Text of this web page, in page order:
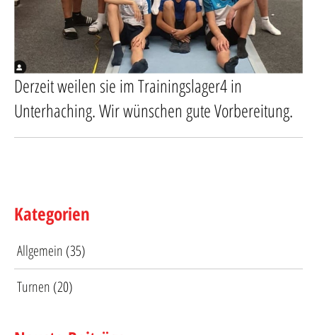
Derzeit weilen sie im Trainingslager4 in
Unterhaching. Wir wünschen gute Vorbereitung.
Kategorien
Allgemein (35)
Turnen (20)